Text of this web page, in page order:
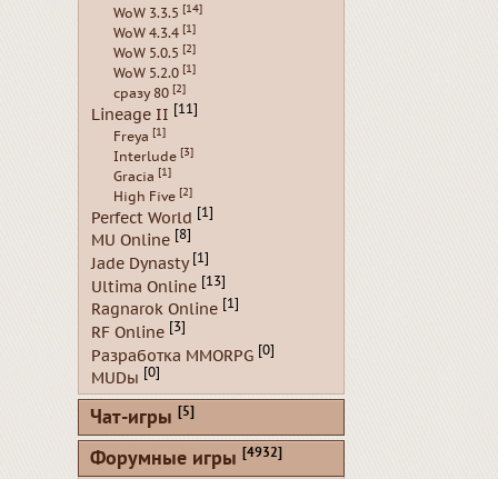
WoW 3.3.5 [14]
WoW 4.3.4 [1]
WoW 5.0.5 [2]
WoW 5.2.0 [1]
сразу 80 [2]
Lineage II [11]
Freya [1]
Interlude [3]
Gracia [1]
High Five [2]
Perfect World [1]
MU Online [8]
Jade Dynasty [1]
Ultima Online [13]
Ragnarok Online [1]
RF Online [3]
Разработка MMORPG [0]
MUDы [0]
Чат-игры [5]
Форумные игры [4932]